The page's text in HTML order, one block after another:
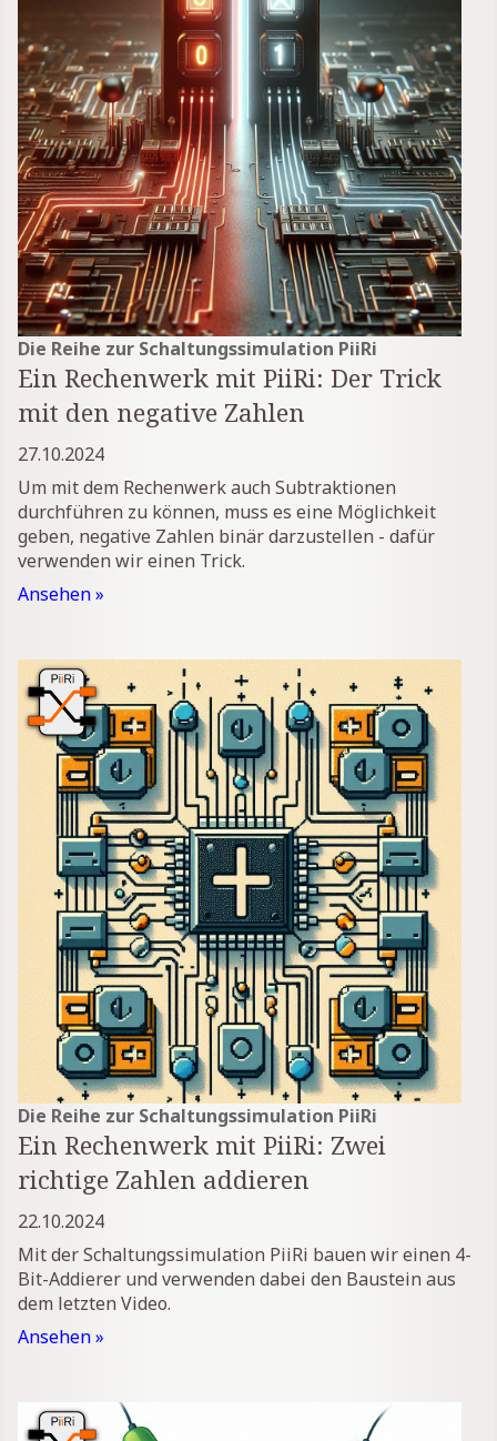
Die Reihe zur Schaltungssimulation PiiRi
Ein Rechenwerk mit PiiRi: Der Trick
mit den negative Zahlen
27.10.2024
Um mit dem Rechenwerk auch Subtraktionen
durchführen zu können, muss es eine Möglichkeit
geben, negative Zahlen binär darzustellen - dafür
verwenden wir einen Trick.
Ansehen »
Die Reihe zur Schaltungssimulation PiiRi
Ein Rechenwerk mit PiiRi: Zwei
richtige Zahlen addieren
22.10.2024
Mit der Schaltungssimulation PiiRi bauen wir einen 4-
Bit-Addierer und verwenden dabei den Baustein aus
dem letzten Video.
Ansehen »